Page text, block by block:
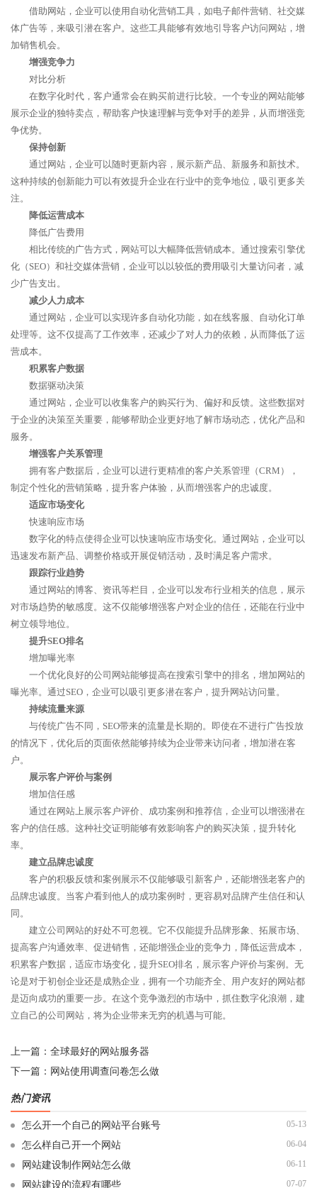
借助网站，企业可以使用自动化营销工具，如电子邮件营销、社交媒
体广告等，来吸引潜在客户。这些工具能够有效地引导客户访问网站，增
加销售机会。
增强竞争力
对比分析
在数字化时代，客户通常会在购买前进行比较。一个专业的网站能够
展示企业的独特卖点，帮助客户快速理解与竞争对手的差异，从而增强竞
争优势。
保持创新
通过网站，企业可以随时更新内容，展示新产品、新服务和新技术。
这种持续的创新能力可以有效提升企业在行业中的竞争地位，吸引更多关
注。
降低运营成本
降低广告费用
相比传统的广告方式，网站可以大幅降低营销成本。通过搜索引擎优
化（SEO）和社交媒体营销，企业可以以较低的费用吸引大量访问者，减
少广告支出。
减少人力成本
通过网站，企业可以实现许多自动化功能，如在线客服、自动化订单
处理等。这不仅提高了工作效率，还减少了对人力的依赖，从而降低了运
营成本。
积累客户数据
数据驱动决策
通过网站，企业可以收集客户的购买行为、偏好和反馈。这些数据对
于企业的决策至关重要，能够帮助企业更好地了解市场动态，优化产品和
服务。
增强客户关系管理
拥有客户数据后，企业可以进行更精准的客户关系管理（CRM），
制定个性化的营销策略，提升客户体验，从而增强客户的忠诚度。
适应市场变化
快速响应市场
数字化的特点使得企业可以快速响应市场变化。通过网站，企业可以
迅速发布新产品、调整价格或开展促销活动，及时满足客户需求。
跟踪行业趋势
通过网站的博客、资讯等栏目，企业可以发布行业相关的信息，展示
对市场趋势的敏感度。这不仅能够增强客户对企业的信任，还能在行业中
树立领导地位。
提升SEO排名
增加曝光率
一个优化良好的公司网站能够提高在搜索引擎中的排名，增加网站的
曝光率。通过SEO，企业可以吸引更多潜在客户，提升网站访问量。
持续流量来源
与传统广告不同，SEO带来的流量是长期的。即使在不进行广告投放
的情况下，优化后的页面依然能够持续为企业带来访问者，增加潜在客
户。
展示客户评价与案例
增加信任感
通过在网站上展示客户评价、成功案例和推荐信，企业可以增强潜在
客户的信任感。这种社交证明能够有效影响客户的购买决策，提升转化
率。
建立品牌忠诚度
客户的积极反馈和案例展示不仅能够吸引新客户，还能增强老客户的
品牌忠诚度。当客户看到他人的成功案例时，更容易对品牌产生信任和认
同。
建立公司网站的好处不可忽视。它不仅能提升品牌形象、拓展市场、
提高客户沟通效率、促进销售，还能增强企业的竞争力，降低运营成本，
积累客户数据，适应市场变化，提升SEO排名，展示客户评价与案例。无
论是对于初创企业还是成熟企业，拥有一个功能齐全、用户友好的网站都
是迈向成功的重要一步。在这个竞争激烈的市场中，抓住数字化浪潮，建
立自己的公司网站，将为企业带来无穷的机遇与可能。
上一篇： 全球最好的网站服务器
下一篇： 网站使用调查问卷怎么做
热门资讯
怎么开一个自己的网站平台账号 05-13
怎么样自己开一个网站 06-04
网站建设制作网站怎么做 06-11
网站建设的流程有哪些 07-07